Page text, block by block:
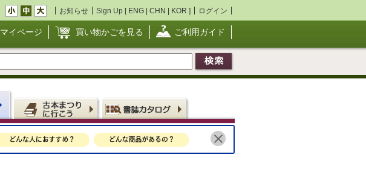
お知らせ Sign Up [ ENG | CHN | KOR ] ログイン
マイページ 買い物かごを見る ご利用ガイド